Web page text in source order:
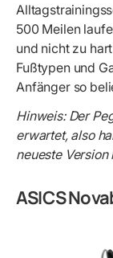
500 Meilen
und nicht zu
Fußtypen und
Anfänger so
Hinweis: Der
erwartet, also
neueste
ASICS